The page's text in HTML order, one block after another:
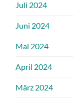
Juli 2024
Juni 2024
Mai 2024
April 2024
März 2024